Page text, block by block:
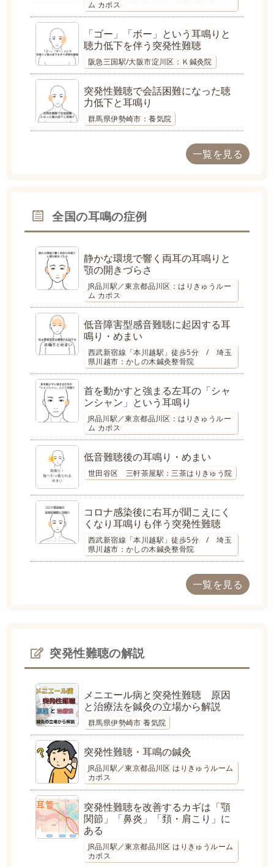
ム カポス
「ゴー」「ボー」という耳鳴りと
聴力低下を伴う突発性難聴
阪急三国駅/大阪市淀川区：Ｋ鍼灸院
突発性難聴で会話困難になった聴
力低下と耳鳴り
群馬県伊勢崎市：養気院
一覧を見る
全国の耳鳴の症例
静かな環境で響く両耳の耳鳴りと
顎の開きづらさ
JR品川駅／東京都品川区：はりきゅうルー
ム カポス
低音障害型感音難聴に起因する耳
鳴り・めまい
西武新宿線「本川越駅」徒歩5分 / 埼玉
県川越市：かしの木鍼灸整骨院
首を動かすと強まる左耳の「シャ
ンシャン」という耳鳴り
JR品川駅／東京都品川区：はりきゅうルー
ム カポス
低音難聴後の耳鳴り・めまい
世田谷区 三軒茶屋駅：三茶はりきゅう院
コロナ感染後に右耳が聞こえにく
くなり耳鳴りも伴う突発性難聴
西武新宿線「本川越駅」徒歩5分 / 埼玉
県川越市：かしの木鍼灸整骨院
一覧を見る
突発性難聴の解説
メニエール病と突発性難聴 原因
と治療法を鍼灸の立場から解説
群馬県伊勢崎市 養気院
突発性難聴・耳鳴の鍼灸
JR品川駅／東京都品川区 はりきゅうルーム
カポス
突発性難聴を改善するカギは「顎
関節」「鼻炎」「頚・肩こり」に
ある
JR品川駅／東京都品川区 はりきゅうルーム
カポス